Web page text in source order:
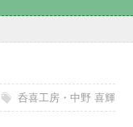
呑喜工房・中野 喜輝